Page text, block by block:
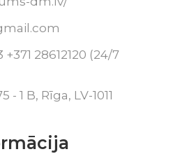
+371 28612120 (24/7
- 1 B, Rīga, LV-1011